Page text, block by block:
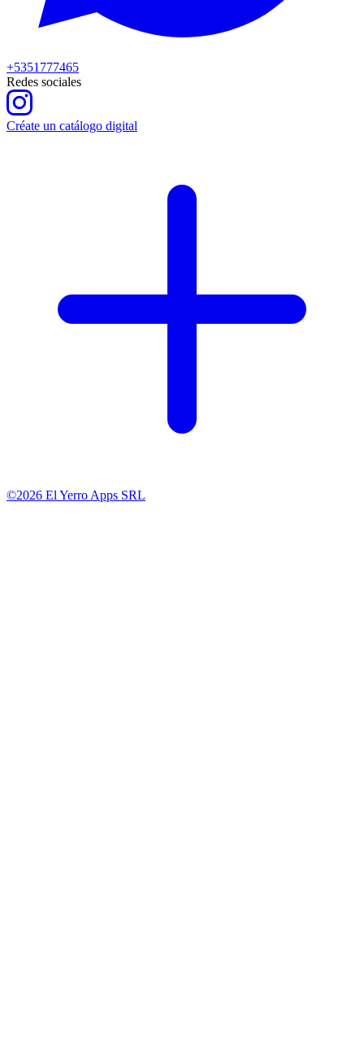
+5351777465
Redes sociales
Créate un catálogo digital
©2026 El Yerro Apps SRL